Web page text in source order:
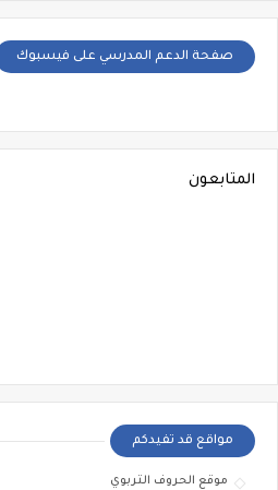
صفحة الدعم المدرسي على فيسبوك
المتابعون
مواقع قد تفيدكم
موقع الحروف التربوي